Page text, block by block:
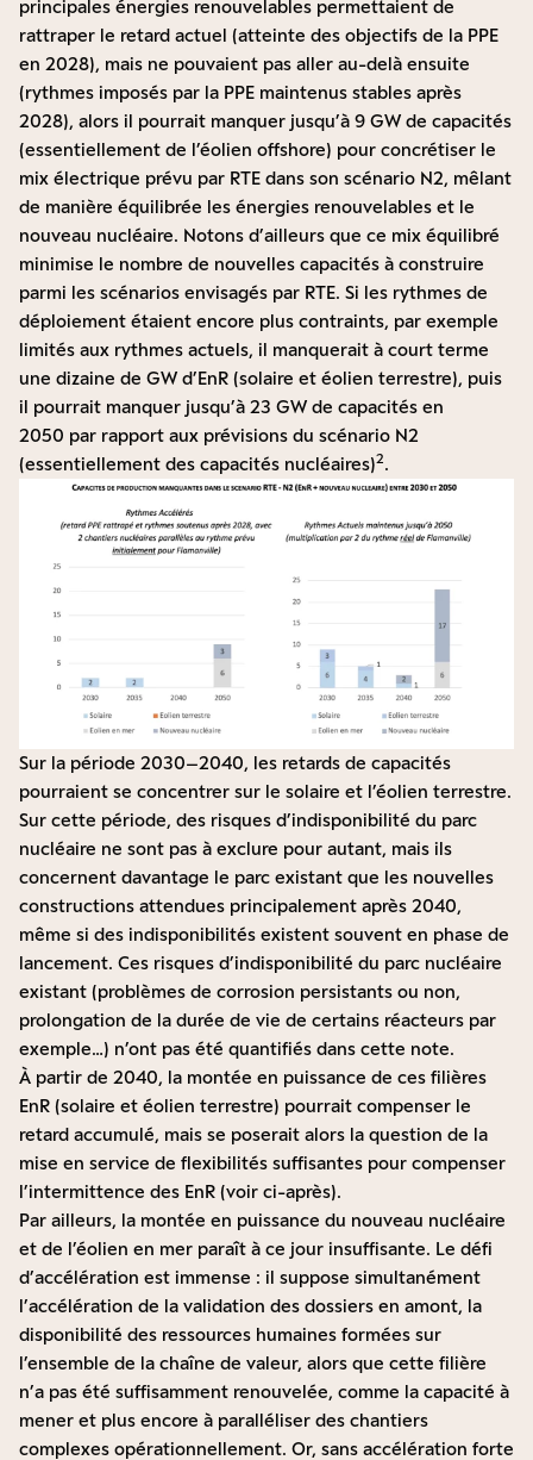
principales énergies renouvelables permettaient de
rattraper le retard actuel (atteinte des objectifs de la PPE
en 2028), mais ne pouvaient pas aller au-delà ensuite
(rythmes imposés par la PPE maintenus stables après
2028), alors il pourrait manquer jusqu’à 9 GW de capacités
(essentiellement de l’éolien offshore) pour concrétiser le
mix électrique prévu par RTE dans son scénario N2, mêlant
de manière équilibrée les énergies renouvelables et le
nouveau nucléaire. Notons d’ailleurs que ce mix équilibré
minimise le nombre de nouvelles capacités à construire
parmi les scénarios envisagés par RTE. Si les rythmes de
déploiement étaient encore plus contraints, par exemple
limités aux rythmes actuels, il manquerait à court terme
une dizaine de GW d’EnR (solaire et éolien terrestre), puis
il pourrait manquer jusqu’à 23 GW de capacités en
2050 par rapport aux prévisions du scénario N2
(essentiellement des capacités nucléaires)2.
Sur la période 2030–2040, les retards de capacités
pourraient se concentrer sur le solaire et l’éolien terrestre.
Sur cette période, des risques d’indisponibilité du parc
nucléaire ne sont pas à exclure pour autant, mais ils
concernent davantage le parc existant que les nouvelles
constructions attendues principalement après 2040,
même si des indisponibilités existent souvent en phase de
lancement. Ces risques d’indisponibilité du parc nucléaire
existant (problèmes de corrosion persistants ou non,
prolongation de la durée de vie de certains réacteurs par
exemple…) n’ont pas été quantifiés dans cette note.
À partir de 2040, la montée en puissance de ces filières
EnR (solaire et éolien terrestre) pourrait compenser le
retard accumulé, mais se poserait alors la question de la
mise en service de flexibilités suffisantes pour compenser
l’intermittence des EnR (voir ci-après).
Par ailleurs, la montée en puissance du nouveau nucléaire
et de l’éolien en mer paraît à ce jour insuffisante. Le défi
d’accélération est immense : il suppose simultanément
l’accélération de la validation des dossiers en amont, la
disponibilité des ressources humaines formées sur
l’ensemble de la chaîne de valeur, alors que cette filière
n’a pas été suffisamment renouvelée, comme la capacité à
mener et plus encore à paralléliser des chantiers
complexes opérationnellement. Or, sans accélération forte